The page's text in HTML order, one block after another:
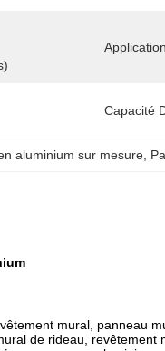
Capacité
aluminium sur mesure
mural, panneau
de rideau,